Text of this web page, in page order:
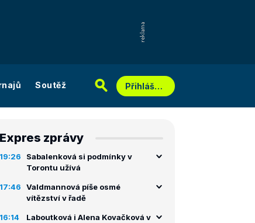
Soutěž Přihlášení
Expres zprávy
19:26
Sabalenková si podmínky v
Torontu užívá
17:46
Valdmannová píše osmé
vítězství v řadě
16:14
Laboutková i Alena Kovačková v